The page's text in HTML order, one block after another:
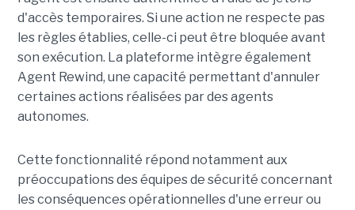
d'accès temporaires. Si une action ne respecte pas
les règles établies, celle-ci peut être bloquée avant
son exécution. La plateforme intègre également
Agent Rewind, une capacité permettant d'annuler
certaines actions réalisées par des agents
autonomes.
Cette fonctionnalité répond notamment aux
préoccupations des équipes de sécurité concernant
les conséquences opérationnelles d'une erreur ou